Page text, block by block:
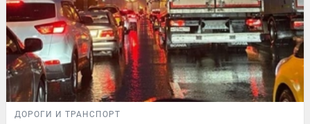
ДОРОГИ И ТРАНСПОРТ